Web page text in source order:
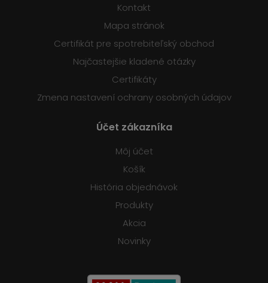
Kontakt
Mapa stránok
Certifikát pre spotrebiteľský obchod
Najčastejšie kladené otázky
Certifikáty
Zmena nastavení ochrany osobných údajov
Účet zákazníka
Môj účet
Košík
História objednávok
Produkty
Akcia
Novinky